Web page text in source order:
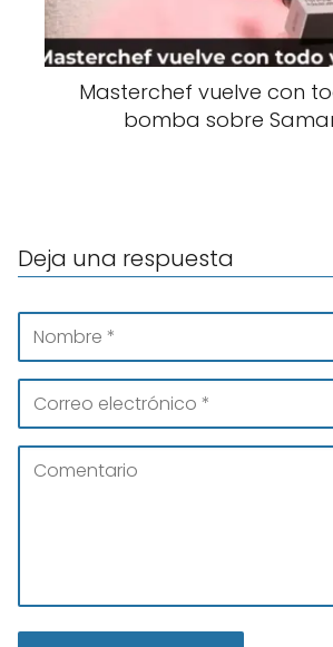
Masterchef vuelve con
bomba sobre
Deja una respuesta